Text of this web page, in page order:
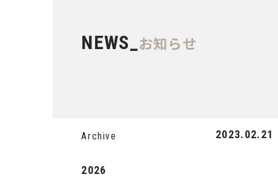
NEWS_お知らせ
Archive
2026
2023.02.21